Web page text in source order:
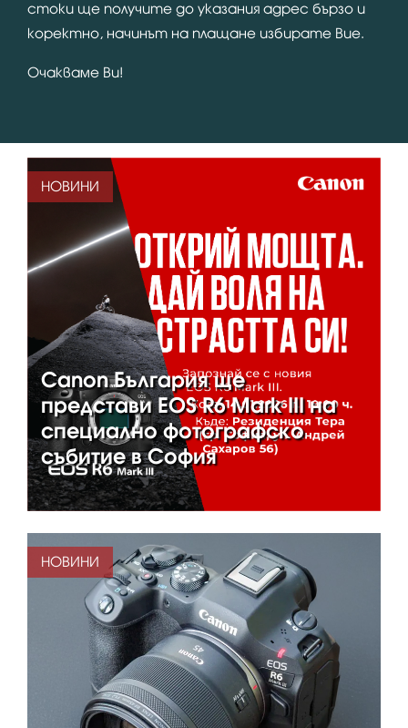
стоки ще получите до указания адрес бързо и
коректно, начинът на плащане избирате Вие.
Очакваме Ви!
Canon България ще
представи EOS R6 Mark III на
специално фотографско
събитие в София
НОВИНИ
НОВИНИ